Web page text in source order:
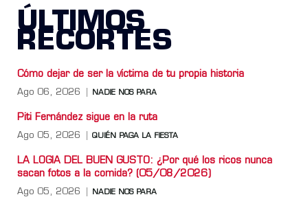
ÚLTIMOS
RECORTES
Cómo dejar de ser la víctima de tu propia historia
Ago 06, 2026 NADIE NOS PARA
Piti Fernández sigue en la ruta
Ago 05, 2026 QUIÉN PAGA LA FIESTA
LA LOGIA DEL BUEN GUSTO: ¿Por qué los ricos nunca
sacan fotos a la comida? (05/08/2026)
Ago 05, 2026 NADIE NOS PARA